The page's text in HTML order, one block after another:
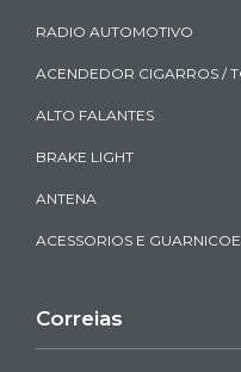
RADIO AUTOMOTIVO
ACENDEDOR CIGARROS /
ALTO FALANTES
BRAKE LIGHT
ANTENA
ACESSORIOS E
Correias